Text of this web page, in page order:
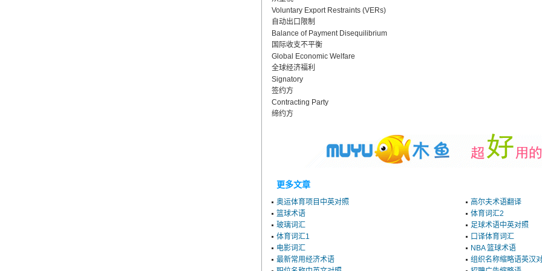
Voluntary Export Restraints (VERs)
自动出口限制
Balance of Payment Disequilibrium
国际收支不平衡
Global Economic Welfare
全球经济福利
Signatory
签约方
Contracting Party
缔约方
更多文章
奥运体育项目中英对照
高尔夫术语翻译
篮球术语
体育词汇2
玻璃词汇
足球术语中英对照
体育词汇1
口译体育词汇
电影词汇
NBA 篮球术语
最新常用经济术语
组织名称缩略语英汉